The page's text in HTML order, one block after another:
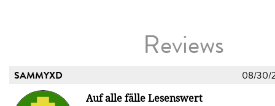
Reviews
SAMMYXD 08/30/
Auf alle fälle Lesenswert